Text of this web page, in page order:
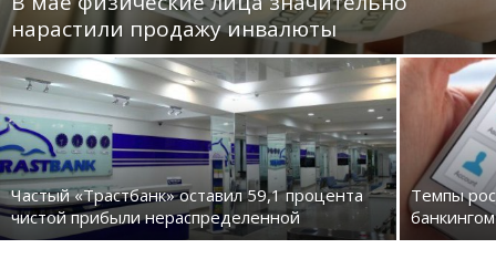
нарастили продажу инвалюты
Частый «Трастбанк» оставил 59,1 процента
чистой прибыли нераспределенной
Темпы